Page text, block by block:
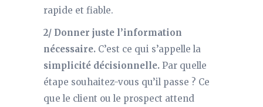
rapide et fiable.
2/ Donner juste l’information
nécessaire. C’est ce qui s’appelle la
simplicité décisionnelle. Par quelle
étape souhaitez-vous qu’il passe ? Ce
que le client ou le prospect attend